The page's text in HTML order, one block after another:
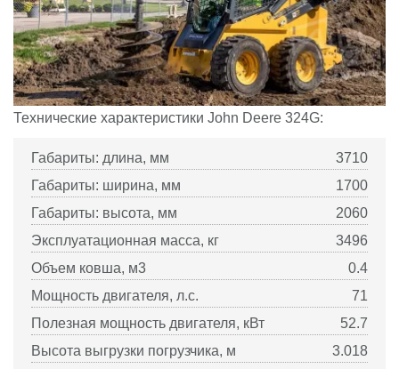
Технические характеристики John Deere 324G:
Габариты: длина, мм
3710
Габариты: ширина, мм
1700
Габариты: высота, мм
2060
Эксплуатационная масса, кг
3496
Объем ковша, м3
0.4
Мощность двигателя, л.с.
71
Полезная мощность двигателя, кВт
52.7
Высота выгрузки погрузчика, м
3.018